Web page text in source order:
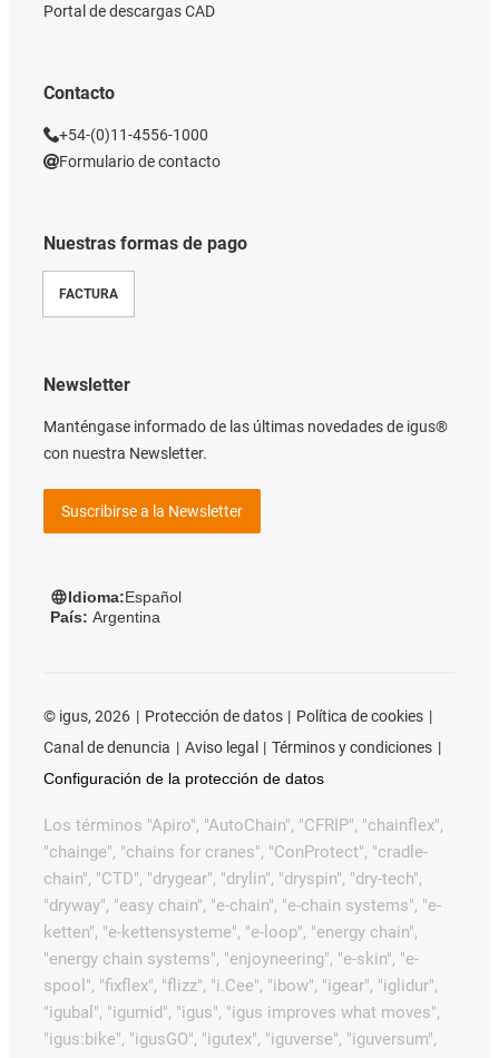
Nuestras formas de pago
FACTURA
Portal de descargas CAD
Contacto
+54-(0)11-4556-1000
Formulario de contacto
Newsletter
Manténgase informado de las últimas novedades de igus®
con nuestra Newsletter.
Suscribirse a la Newsletter
Idioma:Español
País: Argentina
© igus, 2026 Protección de datos
Política de cookies
Canal de denuncia
Aviso legal
Términos y condiciones
Configuración de la protección de datos
Los términos "Apiro", "AutoChain", "CFRIP", "chainflex",
"chainge", "chains for cranes", "ConProtect", "cradle-
chain", "CTD", "drygear", "drylin", "dryspin", "dry-tech",
"dryway", "easy chain", "e-chain", "e-chain systems", "e-
ketten", "e-kettensysteme", "e-loop", "energy chain",
"energy chain systems", "enjoyneering", "e-skin", "e-
spool", "fixflex", "flizz", "i.Cee", "ibow", "igear", "iglidur",
"igubal", "igumid", "igus", "igus improves what moves",
"igus:bike", "igusGO", "igutex", "iguverse", "iguversum",